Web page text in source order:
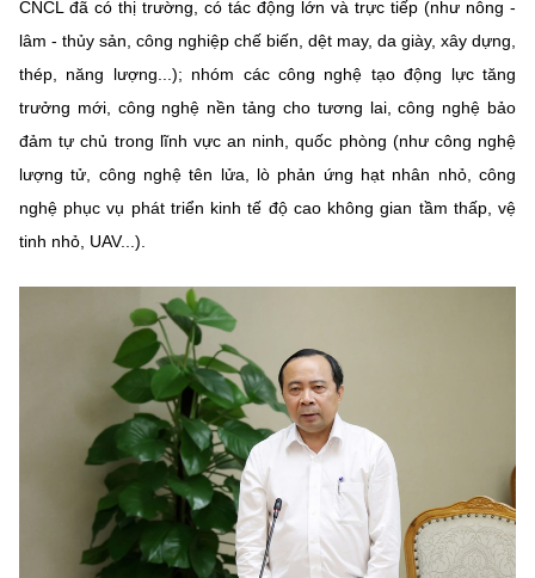
CNCL đã có thị trường, có tác động lớn và trực tiếp (như nông -
lâm - thủy sản, công nghiệp chế biến, dệt may, da giày, xây dựng,
thép, năng lượng...); nhóm các công nghệ tạo động lực tăng
trưởng mới, công nghệ nền tảng cho tương lai, công nghệ bảo
đảm tự chủ trong lĩnh vực an ninh, quốc phòng (như công nghệ
lượng tử, công nghệ tên lửa, lò phản ứng hạt nhân nhỏ, công
nghệ phục vụ phát triển kinh tế độ cao không gian tầm thấp, vệ
tinh nhỏ, UAV...).